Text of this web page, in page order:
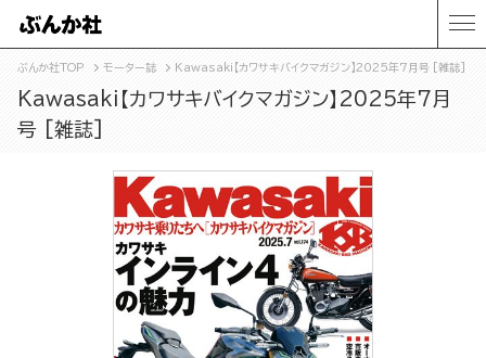
ぶんか社TOP モーター誌 Kawasaki【カワサキバイクマガジン】2025年7月号 [雑誌]
Kawasaki【カワサキバイクマガジン】2025年7月
号 [雑誌]